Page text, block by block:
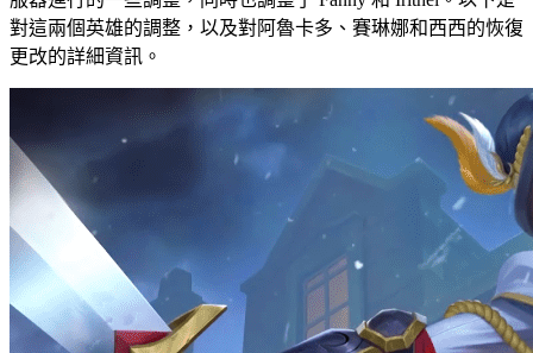
對這兩個英雄的調整，以及對阿魯卡多、賽琳娜和西西的恢復
更改的詳細資訊。